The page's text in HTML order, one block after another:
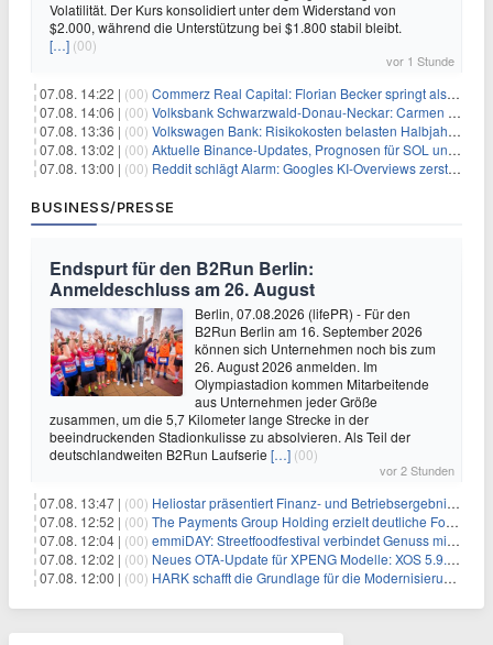
Volatilität. Der Kurs konsolidiert unter dem Widerstand von
$2.000, während die Unterstützung bei $1.800 stabil bleibt.
[…] (00)
vor 1 Stunde
07.08. 14:22 | (00) Commerz Real Capital: Florian Becker springt als Leiter ein
07.08. 14:06 | (00) Volksbank Schwarzwald-Donau-Neckar: Carmen Wedam übernimmt Aufsichtsratsvorsitz
07.08. 13:36 | (00) Volkswagen Bank: Risikokosten belasten Halbjahresergebnis
07.08. 13:02 | (00) Aktuelle Binance-Updates, Prognosen für SOL und DOGE: Zusammenfassung vom 7. August
07.08. 13:00 | (00) Reddit schlägt Alarm: Googles KI-Overviews zerstören das Traffic-Geschäftsmodell
BUSINESS/PRESSE
Endspurt für den B2Run Berlin:
Anmeldeschluss am 26. August
Berlin, 07.08.2026 (lifePR) - Für den
B2Run Berlin am 16. September 2026
können sich Unternehmen noch bis zum
26. August 2026 anmelden. Im
Olympiastadion kommen Mitarbeitende
aus Unternehmen jeder Größe
zusammen, um die 5,7 Kilometer lange Strecke in der
beeindruckenden Stadionkulisse zu absolvieren. Als Teil der
deutschlandweiten B2Run Laufserie […] (00)
vor 2 Stunden
07.08. 13:47 | (00) Heliostar präsentiert Finanz- und Betriebsergebnis für das zweite Quartal 2026 mit Goldproduktion und Barreserven in Rekordhöhe
07.08. 12:52 | (00) The Payments Group Holding erzielt deutliche Fortschritte bei ihren AI-Projekten
07.08. 12:04 | (00) emmiDAY: Streetfoodfestival verbindet Genuss mit Engagement gegen Brustkrebs
07.08. 12:02 | (00) Neues OTA-Update für XPENG Modelle: XOS 5.9.5 erweitert Sicherheits-, Lade- und Komfortfunktionen
07.08. 12:00 | (00) HARK schafft die Grundlage für die Modernisierung seiner IBM i-Anwendungen